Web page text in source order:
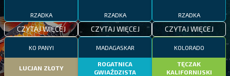
RZADKA
CZYTAJ WIĘCEJ
RZADKA
CZYTAJ WIĘCEJ
RZADKA
CZYTAJ WIĘCEJ
KO PANYI
LUCJAN ZŁOTY
MADAGASKAR
ROGATNICA
GWIAŹDZISTA
KOLORADO
TĘCZAK
KALIFORNIJSKI